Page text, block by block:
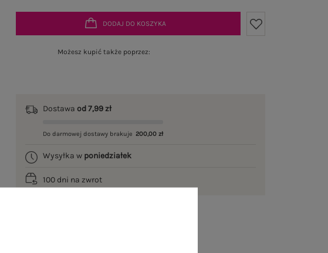
DODAJ DO KOSZYKA
Możesz kupić także poprzez:
Dostawaod 7,99 zł
Do darmowej dostawy brakuje 200,00 zł
Wysyłka w poniedziałek
100 dni na zwrot